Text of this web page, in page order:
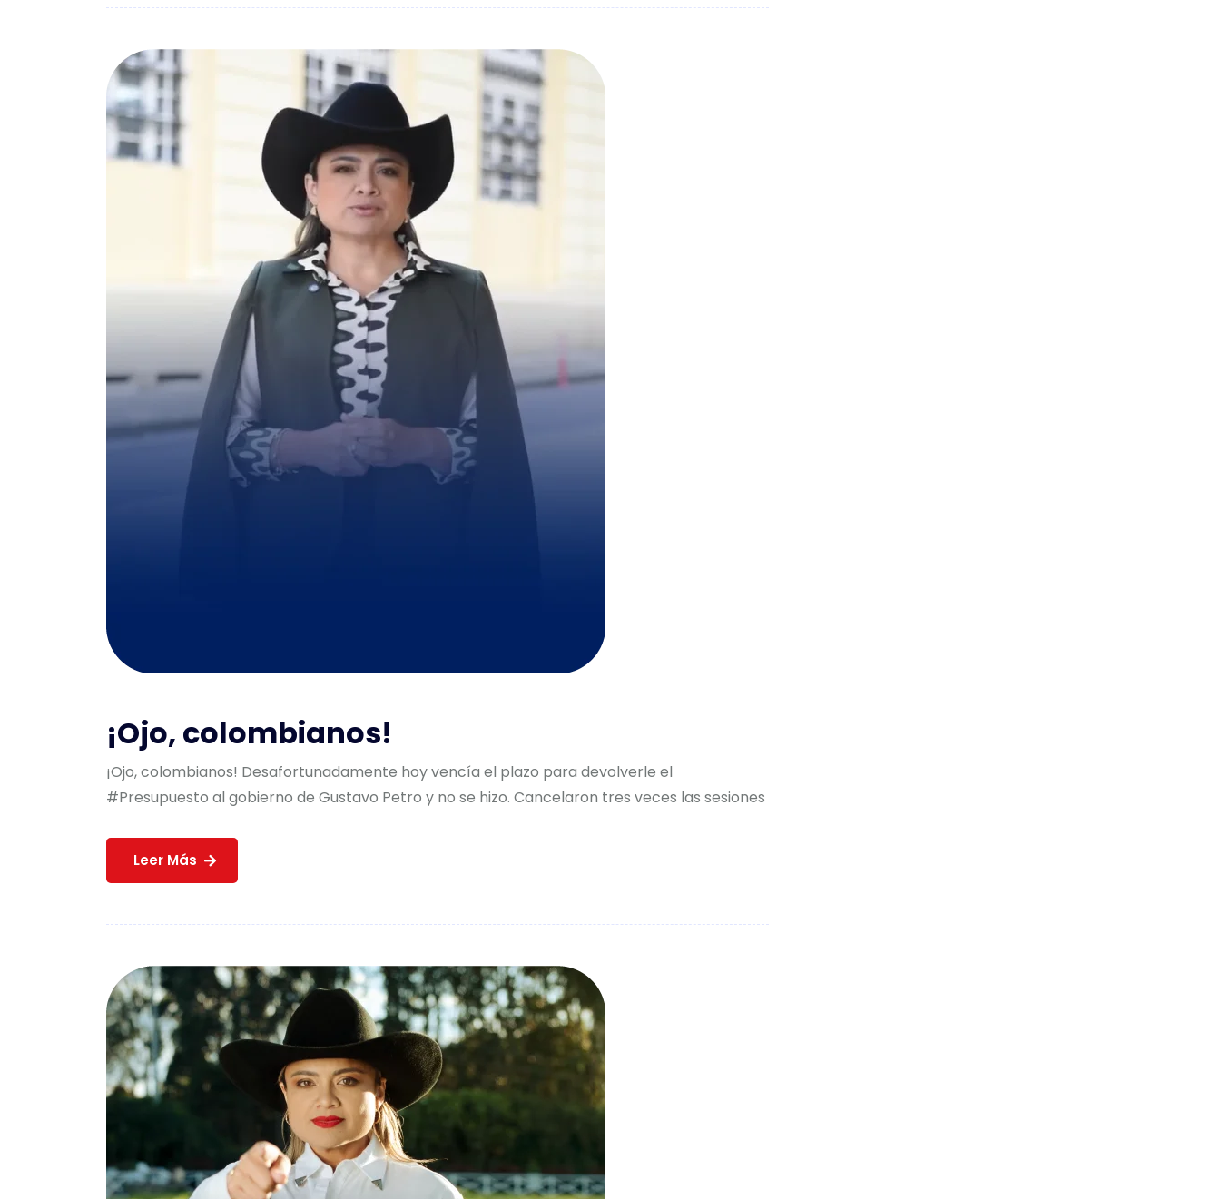
¡Ojo, colombianos!
¡Ojo, colombianos! Desafortunadamente hoy vencía el plazo para devolverle el
#Presupuesto al gobierno de Gustavo Petro y no se hizo. Cancelaron tres veces las sesiones
Leer Más